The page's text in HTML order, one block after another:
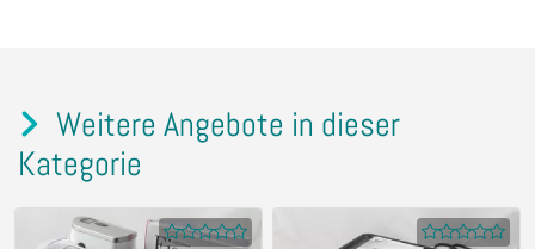
Weitere Angebote in dieser
Kategorie